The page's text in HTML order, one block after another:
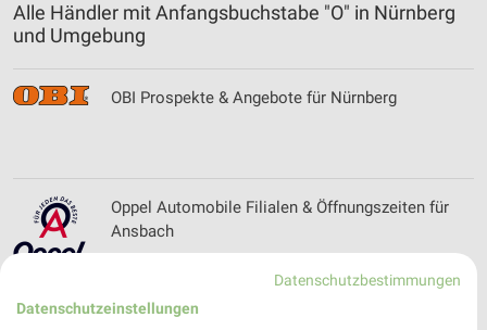
Alle Händler mit Anfangsbuchstabe "O" in Nürnberg
und Umgebung
OBI Prospekte & Angebote für Nürnberg
Oppel Automobile Filialen & Öffnungszeiten für
Ansbach
Optik Eichinger Filialen & Öffnungszeiten für
Datenschutzbestimmungen
Datenschutzeinstellungen